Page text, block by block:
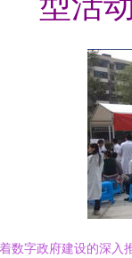
数字政府建设的深入